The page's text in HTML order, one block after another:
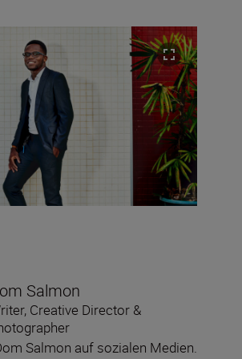
Salmon
Creative Director &
Salmon auf sozialen Medien.